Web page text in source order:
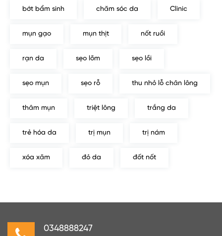
bớt bẩm sinh chăm sóc da Clinic
mụn gạo mụn thịt nốt ruồi
rạn da sẹo lõm sẹo lồi
sẹo mụn sẹo rỗ thu nhỏ lỗ chân lông
thâm mụn triệt lông trắng da
trẻ hóa da trị mụn trị nám
xóa xăm đỏ da đốt nốt
0348888247